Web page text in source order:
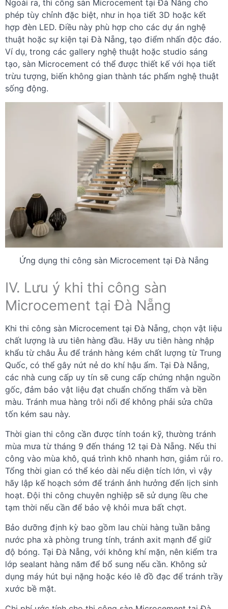
Ngoài ra, thi công sàn Microcement tại Đà Nẵng cho
phép tùy chỉnh đặc biệt, như in họa tiết 3D hoặc kết
hợp đèn LED. Điều này phù hợp cho các dự án nghệ
thuật hoặc sự kiện tại Đà Nẵng, tạo điểm nhấn độc đáo.
Ví dụ, trong các gallery nghệ thuật hoặc studio sáng
tạo, sàn Microcement có thể được thiết kế với họa tiết
trừu tượng, biến không gian thành tác phẩm nghệ thuật
sống động.
Ứng dụng thi công sàn Microcement tại Đà Nẵng
IV. Lưu ý khi thi công sàn
Microcement tại Đà Nẵng
Khi thi công sàn Microcement tại Đà Nẵng, chọn vật liệu
chất lượng là ưu tiên hàng đầu. Hãy ưu tiên hàng nhập
khẩu từ châu Âu để tránh hàng kém chất lượng từ Trung
Quốc, có thể gây nứt nẻ do khí hậu ẩm. Tại Đà Nẵng,
các nhà cung cấp uy tín sẽ cung cấp chứng nhận nguồn
gốc, đảm bảo vật liệu đạt chuẩn chống thấm và bền
màu. Tránh mua hàng trôi nổi để không phải sửa chữa
tốn kém sau này.
Thời gian thi công cần được tính toán kỹ, thường tránh
mùa mưa từ tháng 9 đến tháng 12 tại Đà Nẵng. Nếu thi
công vào mùa khô, quá trình khô nhanh hơn, giảm rủi ro.
Tổng thời gian có thể kéo dài nếu diện tích lớn, vì vậy
hãy lập kế hoạch sớm để tránh ảnh hưởng đến lịch sinh
hoạt. Đội thi công chuyên nghiệp sẽ sử dụng lều che
tạm thời nếu cần để bảo vệ khỏi mưa bất chợt.
Bảo dưỡng định kỳ bao gồm lau chùi hàng tuần bằng
nước pha xà phòng trung tính, tránh axit mạnh để giữ
độ bóng. Tại Đà Nẵng, với không khí mặn, nên kiểm tra
lớp sealant hàng năm để bổ sung nếu cần. Không sử
dụng máy hút bụi nặng hoặc kéo lê đồ đạc để tránh trầy
xước bề mặt.